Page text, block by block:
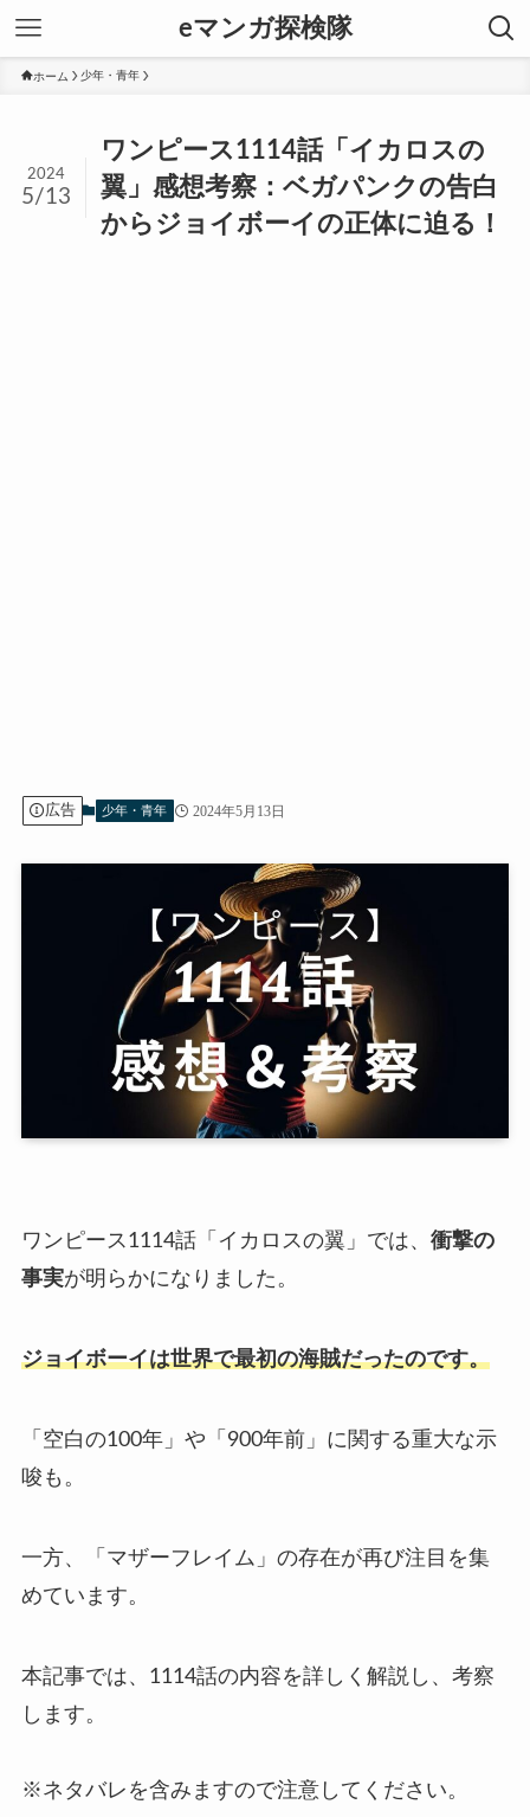
eマンガ探検隊
ホーム 少年・青年
ワンピース1114話「イカロスの
翼」感想考察：ベガパンクの告白
からジョイボーイの正体に迫る！
2024
5/13
広告 少年・青年 2024年5月13日
ワンピース1114話「イカロスの翼」では、 衝撃の
事実が明らかになりました。
ジョイボーイは世界で最初の海賊だったのです。
「空白の100年」や「900年前」に関する重大な示
唆も。
一方、「マザーフレイム」の存在が再び注目を集
めています。
本記事では、1114話の内容を詳しく解説し、考察
します。
※ネタバレを含みますので注意してください。